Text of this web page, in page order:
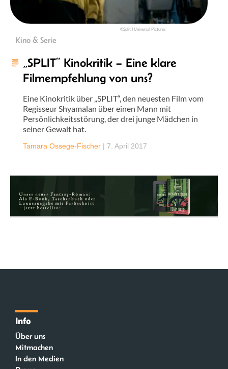
©Split | Universal Pictures
Kino & Serie
„SPLIT“ Kinokritik – Eine klare
Filmempfehlung von uns?
Eine Kinokritik über „SPLIT“, den neuesten Film vom
Regisseur Shyamalan über einen Mann mit
Persönlichkeitsstörung, der drei junge Mädchen in
seiner Gewalt hat.
Tamara Ossege-Fischer | 7. April 2017
Info
Über uns
Mitmachen
In den Medien